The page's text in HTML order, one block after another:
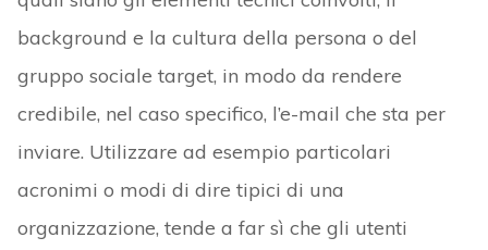
background e la cultura della persona o del
gruppo sociale target, in modo da rendere
credibile, nel caso specifico, l’e-mail che sta per
inviare. Utilizzare ad esempio particolari
acronimi o modi di dire tipici di una
organizzazione, tende a far sì che gli utenti